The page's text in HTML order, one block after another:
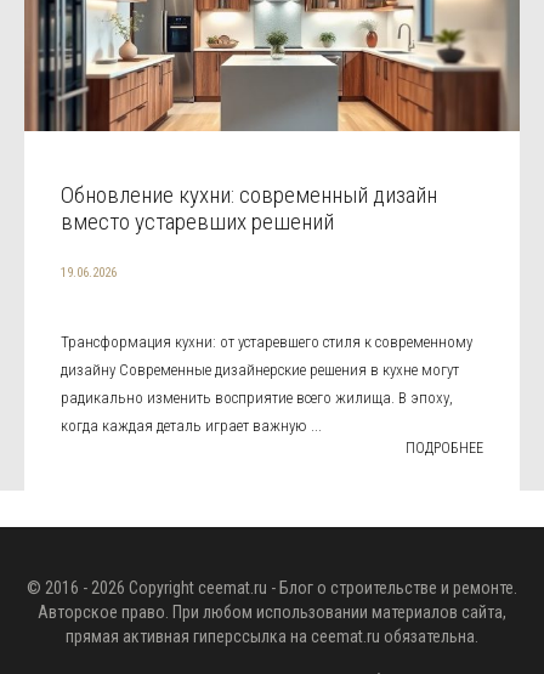
Обновление кухни: современный дизайн
вместо устаревших решений
19.06.2026
Трансформация кухни: от устаревшего стиля к современному
дизайну Современные дизайнерские решения в кухне могут
радикально изменить восприятие всего жилища. В эпоху,
когда каждая деталь играет важную ...
ПОДРОБНЕЕ
© 2016 - 2026 Copyright ceemat.ru - Блог о строительстве и ремонте.
Авторское право. При любом использовании материалов сайта,
прямая активная гиперссылка на ceemat.ru обязательна.